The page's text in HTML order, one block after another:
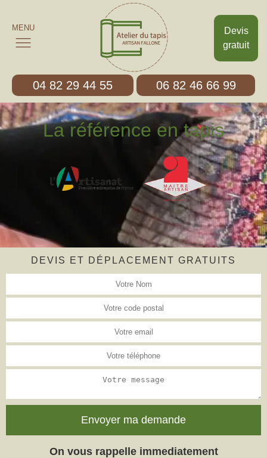
Devis
gratuit
MENU
04 82 29 44 55 06 82 46 66 99
La référence en tapis
DEVIS ET DÉPLACEMENT GRATUITS
On vous rappelle immediatement